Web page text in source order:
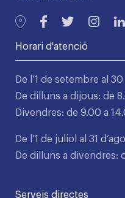
Horari d'atenció
De l’1 de setembre al
De dilluns a dijous: de
Divendres: de 9.00 a
De l’1 de juliol al 31
De dilluns a divendres:
Serveis directes